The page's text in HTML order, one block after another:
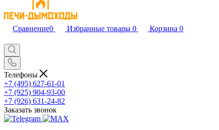
Сравнение0 Избранные товары 0 Корзина 0
Телефоны
+7 (495) 627-61-01
+7 (925) 904-93-00
+7 (926) 631-24-82
Заказать звонок